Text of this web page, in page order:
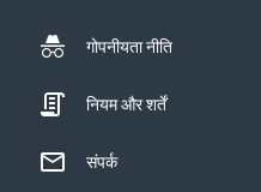
गोपनीयता नीति
नियम और शर्तें
संपर्क